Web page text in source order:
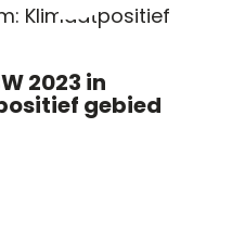
Klimaatpositief
2023 in
gebied